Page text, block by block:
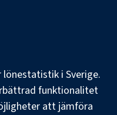
i Sverige.
funktionalitet
att jämföra